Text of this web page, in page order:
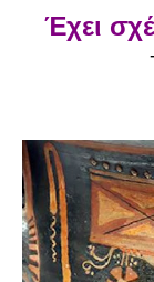
Έχει